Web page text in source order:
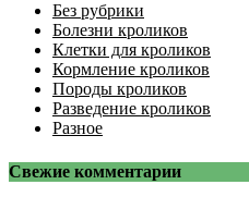
Без рубрики
Болезни кроликов
Клетки для кроликов
Кормление кроликов
Породы кроликов
Разведение кроликов
Разное
Свежие комментарии